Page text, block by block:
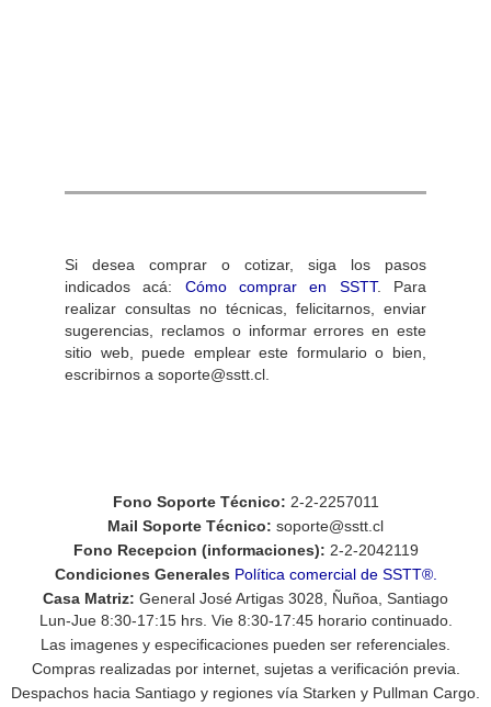
Si desea comprar o cotizar, siga los pasos
indicados acá: Cómo comprar en SSTT. Para
realizar consultas no técnicas, felicitarnos, enviar
sugerencias, reclamos o informar errores en este
sitio web, puede emplear este formulario o bien,
escribirnos a soporte@sstt.cl.
Fono Soporte Técnico: 2-2-2257011
Mail Soporte Técnico: soporte@sstt.cl
Fono Recepcion (informaciones): 2-2-2042119
Condiciones Generales Política comercial de SSTT®.
Casa Matriz: General José Artigas 3028, Ñuñoa, Santiago
Lun-Jue 8:30-17:15 hrs. Vie 8:30-17:45 horario continuado.
Las imagenes y especificaciones pueden ser referenciales.
Compras realizadas por internet, sujetas a verificación previa.
Despachos hacia Santiago y regiones vía Starken y Pullman Cargo.